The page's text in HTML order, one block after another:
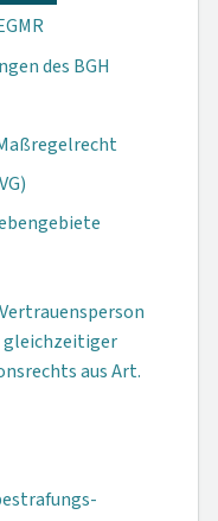
des BGH
gleichzeitiger
aus Art.